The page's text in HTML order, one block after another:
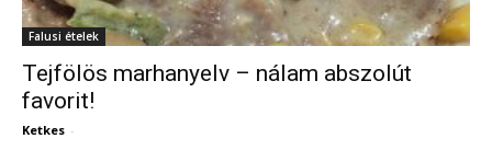
Falusi ételek
Tejfölös marhanyelv – nálam abszolút
favorit!
Ketkes -